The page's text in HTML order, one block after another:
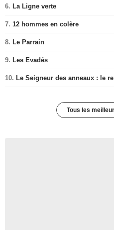
6. La Ligne verte
7. 12 hommes en colère
8. Le Parrain
9. Les Evadés
10. Le Seigneur des anneaux : le
Tous les